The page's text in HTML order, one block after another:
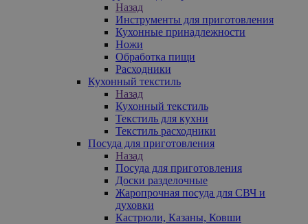
Назад
Инструменты для приготовления
Кухонные принадлежности
Ножи
Обработка пищи
Расходники
Кухонный текстиль
Назад
Кухонный текстиль
Текстиль для кухни
Текстиль расходники
Посуда для приготовления
Назад
Посуда для приготовления
Доски разделочные
Жаропрочная посуда для СВЧ и
духовки
Кастрюли, Казаны, Ковши